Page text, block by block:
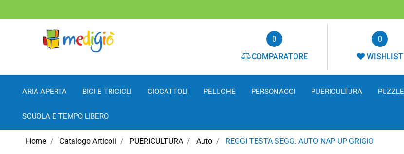
0
COMPARATORE
0
WISHLIST
ARIA APERTA BICI E TRICICLI GIOCATTOLI PELUCHE PERSONAGGI PUERICULTURA PUZZLE
SCUOLA E TEMPO LIBERO
Home Catalogo Articoli PUERICULTURA Auto REGGI TESTA SEGG. AUTO NAP UP GRIGIO